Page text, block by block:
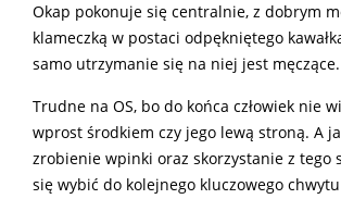
Okap pokonuje się centralnie, z dobrym
klameczką w postaci odpękniętego
samo utrzymanie się na niej jest męczące.
Trudne na OS, bo do końca człowiek nie
wprost środkiem czy jego lewą stroną. A
zrobienie wpinki oraz skorzystanie z tego
się wybić do kolejnego kluczowego